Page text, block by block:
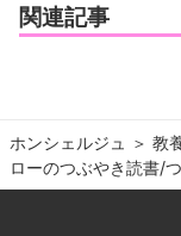
関連記事
ホンシェルジュ ＞ 教
ローのつぶやき読書/